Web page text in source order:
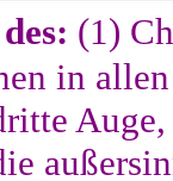
(1)
in